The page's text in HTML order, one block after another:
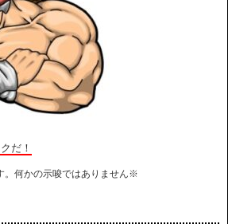
だ！
。何かの示唆ではありません※